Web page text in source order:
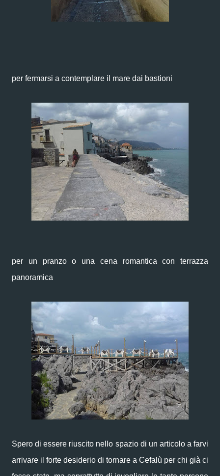
per fermarsi a contemplare il mare dai bastioni
per un pranzo o una cena romantica con terrazza
panoramica
Spero di essere riuscito nello spazio di un articolo a farvi
arrivare il forte desiderio di tornare a Cefalù per chi già ci